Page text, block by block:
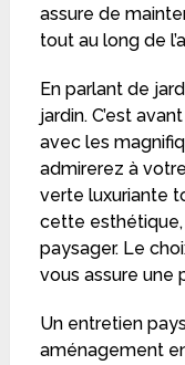
assure de
tout au long de
En parlant de
jardin. C’est
avec les
admirerez à
verte luxuriante
cette
paysager. Le
vous assure une
Un entretien
aménagement